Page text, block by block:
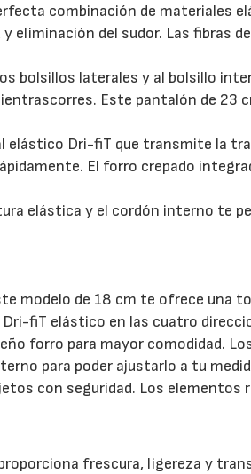
combinación de materiales
eliminación del sudor. Las fibras
bolsillos laterales y al bolsillo
Este pantalón de 23
Dri-fiT que transmite la
El forro crepado
elástica y el cordón interno te
modelo de 18 cm te ofrece una
fiT elástico en las cuatro
forro para mayor comodidad.
para poder ajustarlo a tu
con seguridad. Los
frescura, ligereza y